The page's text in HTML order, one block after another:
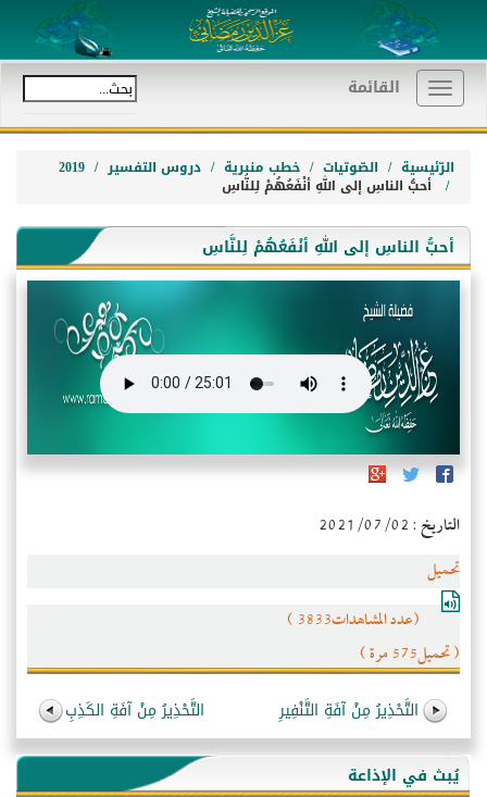
Toggle
navigation
القائمة
الرّئيسية الصّوتيات خطب منبرية دروس التفسير 2019
أحبُّ الناسِ إلى اللهِ أنْفَعُهُمْ لِلنَّاسِ
أحبُّ الناسِ إلى اللهِ أنْفَعُهُمْ لِلنَّاسِ
التاريخ : 2021/07/02
تحميل
(عدد المشاهدات3833 )
( تحميل575 مرة )
التَّحْذِيرُ مِنْ آفَةِ التَّنْفِيرِ التَّحْذِيرُ مِنْ آفَةِ الكَذِبِ
يُبث في الإذاعة